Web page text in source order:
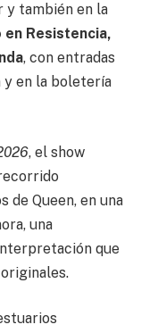
y también en la
en Resistencia,
, con entradas
y en la boletería
, el show
de Queen, en una
una
que